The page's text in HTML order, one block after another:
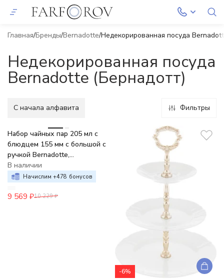
Главная Бренды Bernadotte Недекорированная посуда
Недекорированная посуда
Bernadotte (Бернадотт)
C начала алфавита Фильтры
Набор чайных пар 205 мл с
блюдцем 155 мм с большой с
ручкой Bernadotte,
недекорированный
В наличии
Начислим +478 бонусов
9 569 ₽10 229 ₽
-6%